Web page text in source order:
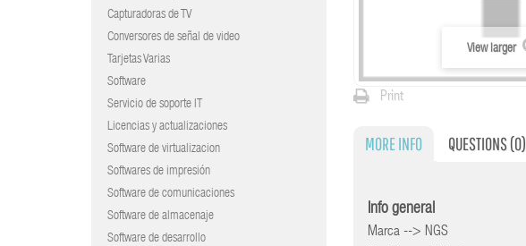
Capturadoras de TV
Conversores de señal de video
Tarjetas Varias
Software
Servicio de soporte IT
Licencias y actualizaciones
Software de virtualizacion
Softwares de impresión
Software de comunicaciones
Software de almacenaje
Software de desarrollo
View larger
Print
MORE INFO QUESTIONS(0)
Info general
Marca --> NGS